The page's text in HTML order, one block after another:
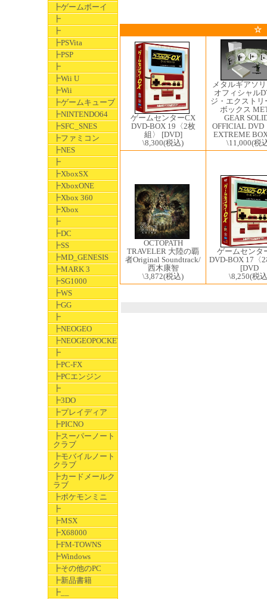
┣ゲームボーイ
┣
┣
┣PSVita
┣PSP
┣
┣Wii U
┣Wii
┣ゲームキューブ
┣NINTENDO64
┣SFC_SNES
┣ファミコン
┣NES
┣
┣XboxSX
┣XboxONE
┣Xbox 360
┣Xbox
┣
┣DC
┣SS
┣MD_GENESIS
┣MARK 3
┣SG1000
┣WS
┣GG
┣
┣NEOGEO
┣NEOGEOPOCKET
┣
┣PC-FX
┣PCエンジン
┣
┣3DO
┣プレイディア
┣PICNO
┣スーパーノート
クラブ
┣モバイルノート
クラブ
┣カードメールク
ラブ
┣ポケモンミニ
┣
┣MSX
┣X68000
┣FM-TOWNS
┣Windows
┣その他のPC
┣新品書籍
┣__
☆
ゲームセンターCX
DVD-BOX 19〈2枚
組〉 [DVD]
\8,300(税込)
メタルギアソ
オフィシャル
ジ・エクストリ
ボックス
GEAR
OFFICIAL DVD
EXTREME
\11,000(税
OCTOPATH
TRAVELER 大陸の覇
者Original Soundtrack/
西木康智
\3,872(税込)
ゲームセンタ
DVD-BOX 17〈
[DVD
\8,250(税